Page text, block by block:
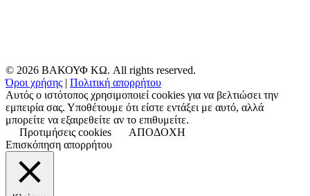
© 2026 ΒΑΚΟΥΦ ΚΩ. All rights reserved.
Όροι χρήσης | Πολιτική απορρήτου
Αυτός ο ιστότοπος χρησιμοποιεί cookies για να βελτιώσει την
εμπειρία σας. Υποθέτουμε ότι είστε εντάξει με αυτό, αλλά
μπορείτε να εξαιρεθείτε αν το επιθυμείτε.
Προτιμήσεις cookies
ΑΠΟΔΟΧΗ
Επισκόπηση απορρήτου